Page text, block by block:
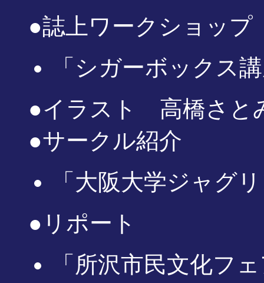
●誌上ワークショップ
「シガーボックス
●イラスト 高橋さと
●サークル紹介
「大阪大学ジャグ
●リポート
「所沢市民文化フ